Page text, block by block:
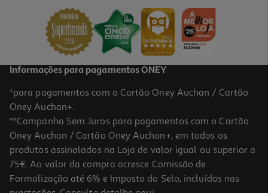
89,99 €
Informações para pagamentos ONEY
*para pagamentos com o Cartão Oney Auchan / Cartão
Oney Auchan+.
**Campanha Sem Juros para pagamentos com o Cartão
Oney Auchan / Cartão Oney Auchan+, em todos os
produtos assinalados na Loja de valor igual ou superior a
75€. Ao valor da compra acresce Comissão de
Formalização até 6% e Imposto do Selo, incluídos nas